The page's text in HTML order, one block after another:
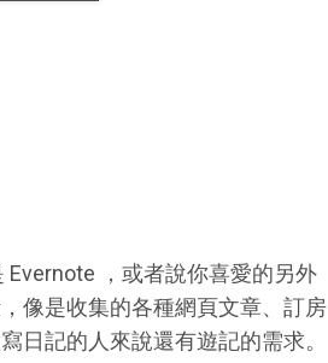
，或者說你喜愛的另外
像是收集的各種網頁文章、訂房
日記的人來說還有遊記的需求。